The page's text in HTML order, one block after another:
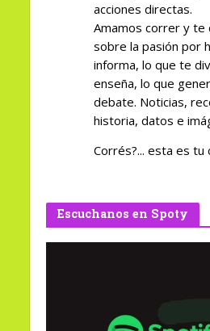
acciones directas.
Amamos correr y te
sobre la pasión por
informa, lo que te
enseña, lo que
debate. Noticias,
historia, datos e
Corrés?... esta es tu
Escuchanos en Spoty